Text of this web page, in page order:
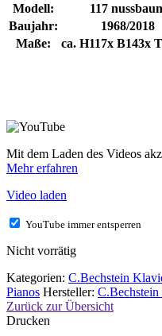
Modell:
117
Baujahr:
1968/2018
Maße:
ca. H117x B143x
Mit dem Laden des Videos
Mehr erfahren
Video laden
YouTube immer entsperren
Nicht vorrätig
Kategorien: C.Bechstein
Pianos Hersteller:
Zurück zur Übersicht
Drucken